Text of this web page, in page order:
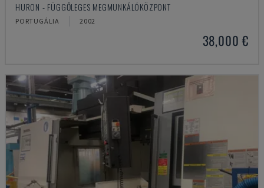
HURON - FÜGGŐLEGES MEGMUNKÁLÓKÖZPONT
PORTUGÁLIA 2002
38,000 €